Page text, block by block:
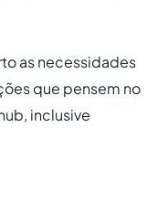
as necessidades
que pensem no
inclusive